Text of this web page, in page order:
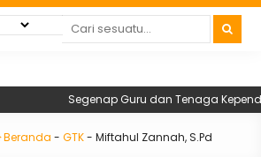
Segenap Guru dan Tenaga
Beranda - GTK- Miftahul Zannah, S.Pd